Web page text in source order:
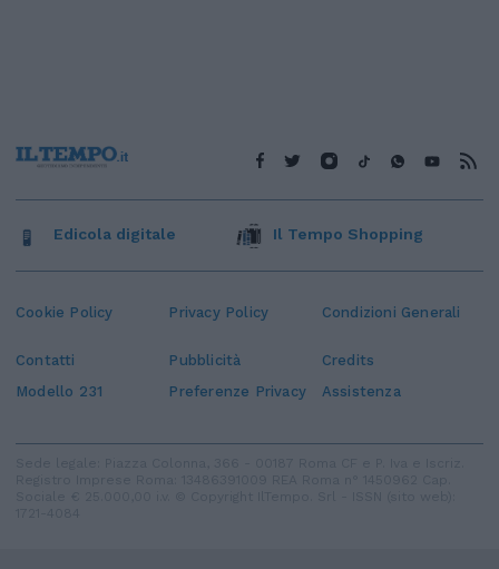
Cookie Policy Privacy Policy Condizioni Generali
Contatti Pubblicità
Credits
Modello 231
Preferenze Privacy Assistenza
Edicola digitale Il Tempo Shopping